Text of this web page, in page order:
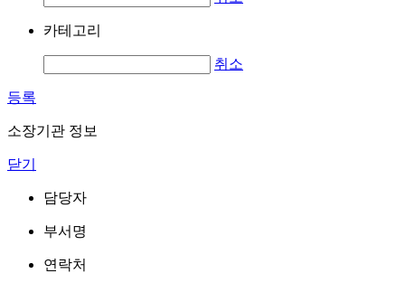
카테고리
취소
등록
소장기관 정보
닫기
담당자
부서명
연락처